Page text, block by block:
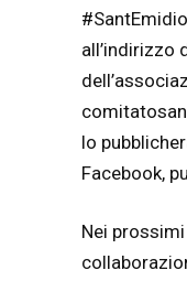
all’indirizzo
lo
Facebook,
Nei